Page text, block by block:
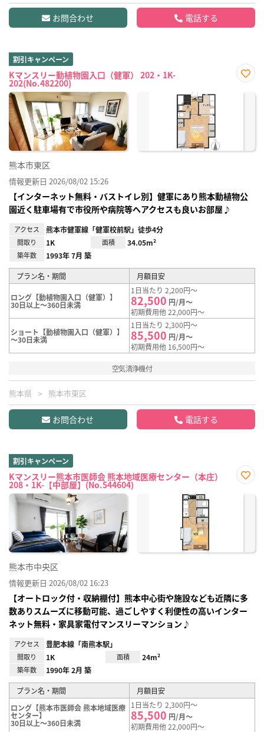
お問合わせ 電話する
割引キャンペーン
Kマンスリー動植物園入口（健軍） 202・1K-
202(No.482200)
に入
熊本市東区
情報更新日 2026/08/02 15:26
【インターネット無料・バストイレ別】健軍にあり熊本動植物公
園近く駐車場有で市役所や病院等へアクセスも良いお部屋♪
アクセス 熊本市健軍線「健軍校前駅」徒歩4分
間取り 1K 面積 34.05m²
築年数 1993年 7月 築
プラン名・期間 月額目安
ロング【動植物園入口（健軍）】
30日以上～360日未満
1日当たり 2,200円～
82,500 円/月～
初期費用他 22,000円～
ショート【動植物園入口（健軍）】
～30日未満
1日当たり 2,300円～
85,500 円/月～
初期費用他 16,500円～
空気清浄機付
熊本県 熊本市東区
お問合わせ 電話する
割引キャンペーン
Kマンスリー熊本市医師会 熊本地域医療センター（本庄）
208・1K-【中部屋】(No.544604)
に入
熊本市中央区
情報更新日 2026/08/02 16:23
【オートロック付・収納棚付】熊本中心街や施設なども近隣に多
数ありスムーズに移動可能、過ごしやすく利便性の高いインター
ネット無料・家具家電付マンスリーマンション♪
アクセス 豊肥本線「南熊本駅」
間取り 1K 面積 24m²
築年数 1990年 2月 築
プラン名・期間
月額目安
ロング【熊本市医師会 熊本地域医療
センター】
30日以上～360日未満
1日当たり 2,300円～
85,500 円/月～
初期費用他 22,000円～